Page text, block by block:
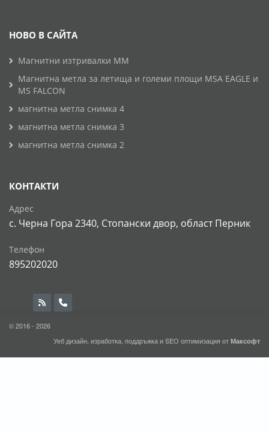
НОВО В САЙТА
Магнитни изтривалки MM
Магнитна метла за летища и големи площи MSA EAGLE и
MS FALCON
магнитна метла снимка 4
магнитна метла снимка 3
магнитна метла снимка 2
КОНТАКТИ
Адрес
с. Черна Гора 2340, Стопански двор, област Перник
Телефон
895202020
© 2016 - 2026
Уеб дизайн, изработка, поддръжка иSEO оптимизация от Максофт